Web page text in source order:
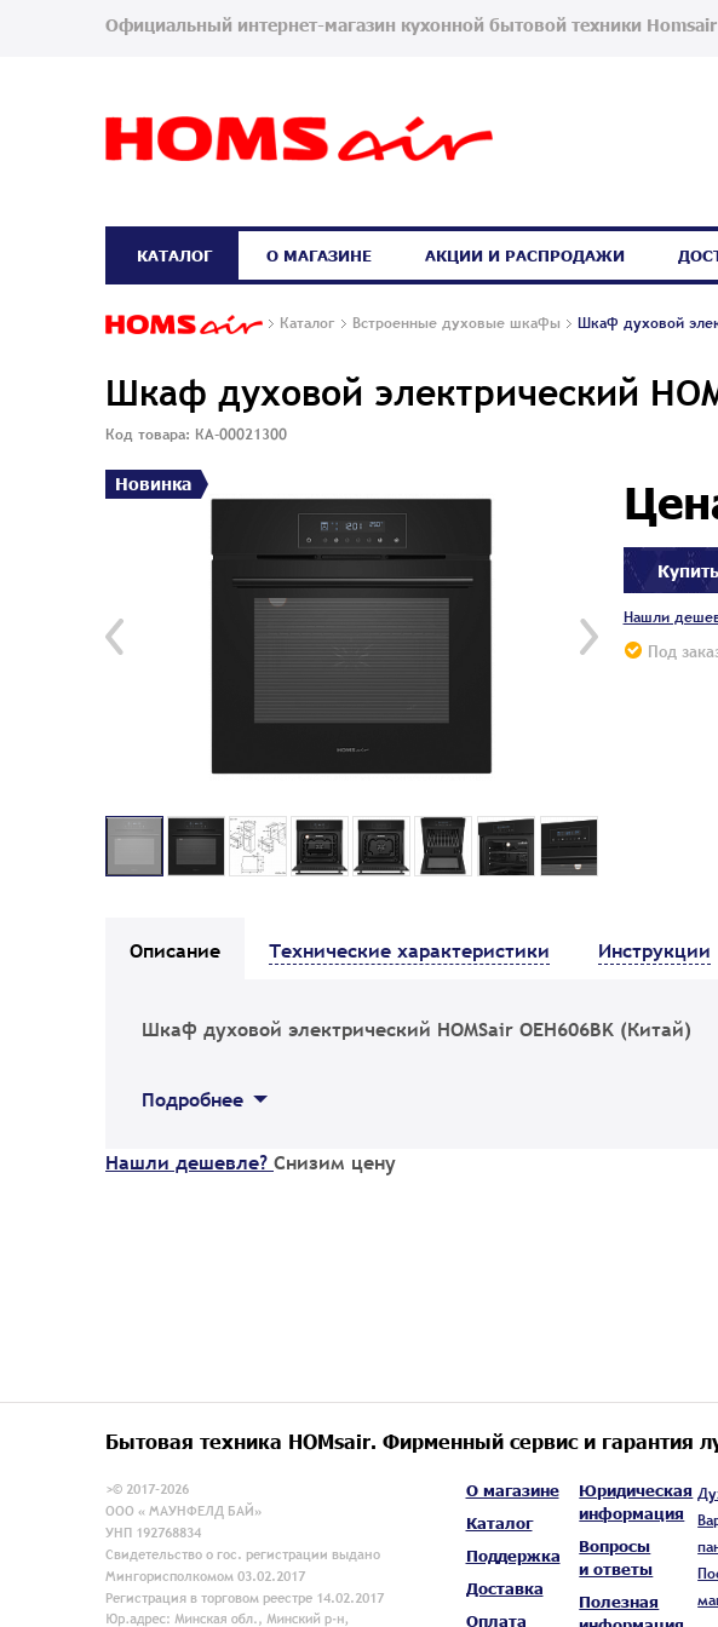
Официальный интернет-магазин кухонной бытовой техники Homsair
Каталог Встроенные духовые шкафы Шкаф духовой
Шкаф духовой электрический
Код товара: КА-00021300
Новинка
Купить
Нашли
Под
Описание Технические характеристики Инструкции
Шкаф духовой электрический HOMSair OEH606BK (Китай)
Подробнее
Нашли дешевле? Снизим цену
КАТАЛОГ О МАГАЗИНЕ АКЦИИ И РАСПРОДАЖИ
Бытовая техника HOMsair. Фирменный сервис и гарантия
>© 2017-2026
ООО « МАУНФЕЛД БАЙ»
УНП 192768834
Свидетельство о гос. регистрации выдано
Мингорисполкомом 03.02.2017
Регистрация в торговом реестре 14.02.2017
О магазине
Каталог
Поддержка
Доставка
Оплата
Юридическая
информация
Вопросы
и ответы
Полезная